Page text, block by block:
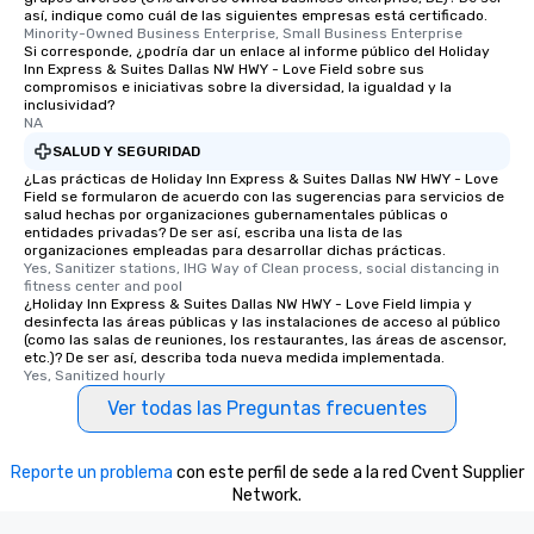
así, indique como cuál de las siguientes empresas está certificado.
Minority-Owned Business Enterprise, Small Business Enterprise
Si corresponde, ¿podría dar un enlace al informe público del Holiday
Inn Express & Suites Dallas NW HWY - Love Field sobre sus
compromisos e iniciativas sobre la diversidad, la igualdad y la
inclusividad?
NA
SALUD Y SEGURIDAD
¿Las prácticas de Holiday Inn Express & Suites Dallas NW HWY - Love
Field se formularon de acuerdo con las sugerencias para servicios de
salud hechas por organizaciones gubernamentales públicas o
entidades privadas? De ser así, escriba una lista de las
organizaciones empleadas para desarrollar dichas prácticas.
Yes, Sanitizer stations, IHG Way of Clean process, social distancing in
fitness center and pool
¿Holiday Inn Express & Suites Dallas NW HWY - Love Field limpia y
desinfecta las áreas públicas y las instalaciones de acceso al público
(como las salas de reuniones, los restaurantes, las áreas de ascensor,
etc.)? De ser así, describa toda nueva medida implementada.
Yes, Sanitized hourly
Ver todas las Preguntas frecuentes
Reporte un problema con este perfil de sede a la red Cvent Supplier
Network.